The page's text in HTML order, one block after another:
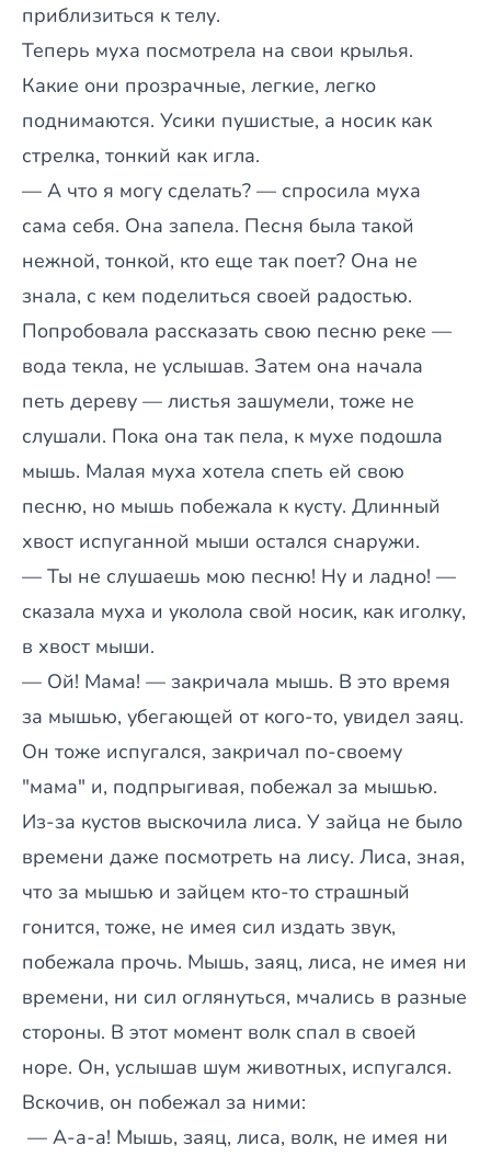
приблизиться к телу.
Теперь муха посмотрела на свои крылья.
Какие они прозрачные, легкие, легко
поднимаются. Усики пушистые, а носик как
стрелка, тонкий как игла.
— А что я могу сделать? — спросила муха
сама себя. Она запела. Песня была такой
нежной, тонкой, кто еще так поет? Она не
знала, с кем поделиться своей радостью.
Попробовала рассказать свою песню реке —
вода текла, не услышав. Затем она начала
петь дереву — листья зашумели, тоже не
слушали. Пока она так пела, к мухе подошла
мышь. Малая муха хотела спеть ей свою
песню, но мышь побежала к кусту. Длинный
хвост испуганной мыши остался снаружи.
— Ты не слушаешь мою песню! Ну и ладно! —
сказала муха и уколола свой носик, как иголку,
в хвост мыши.
— Ой! Мама! — закричала мышь. В это время
за мышью, убегающей от кого-то, увидел заяц.
Он тоже испугался, закричал по-своему
"мама" и, подпрыгивая, побежал за мышью.
Из-за кустов выскочила лиса. У зайца не было
времени даже посмотреть на лису. Лиса, зная,
что за мышью и зайцем кто-то страшный
гонится, тоже, не имея сил издать звук,
побежала прочь. Мышь, заяц, лиса, не имея ни
времени, ни сил оглянуться, мчались в разные
стороны. В этот момент волк спал в своей
норе. Он, услышав шум животных, испугался.
Вскочив, он побежал за ними:
— А-а-а! Мышь, заяц, лиса, волк, не имея ни